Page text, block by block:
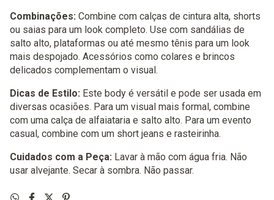
Combinações: Combine com calças de cintura alta, shorts
ou saias para um look completo. Use com sandálias de
salto alto, plataformas ou até mesmo tênis para um look
mais despojado. Acessórios como colares e brincos
delicados complementam o visual.
Dicas de Estilo: Este body é versátil e pode ser usada em
diversas ocasiões. Para um visual mais formal, combine
com uma calça de alfaiataria e salto alto. Para um evento
casual, combine com um short jeans e rasteirinha.
Cuidados com a Peça: Lavar à mão com água fria. Não
usar alvejante. Secar à sombra. Não passar.